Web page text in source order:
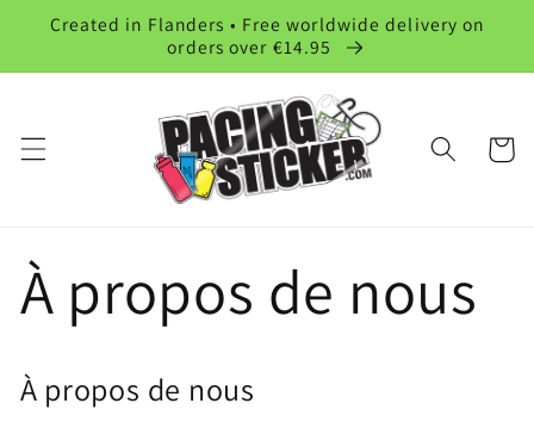
passer
contenu
Created in Flanders • Free worldwide delivery on
orders over €14.95
Panier
À propos de nous
À propos de nous